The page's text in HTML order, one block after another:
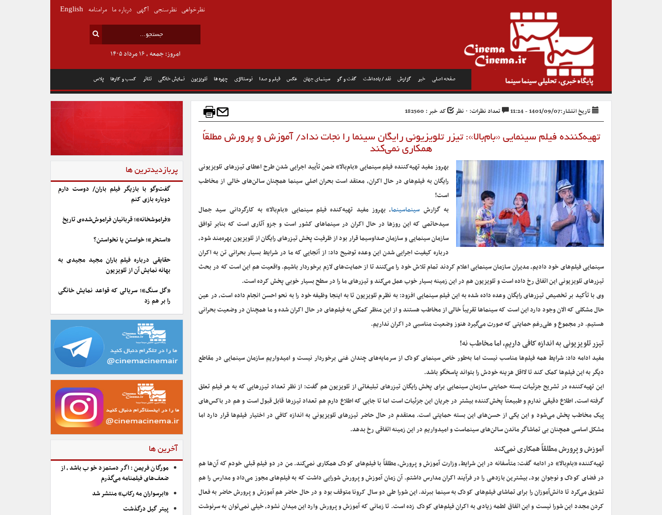
صفحه اصلی خبر گزارش نقد / یادداشت گفت و گو سینمای جهان عکس فیلم و صدا نوستالژی چهره ها تلویزیون نمایش خانگی تئاتر کسب و کارها پلاس
امروز: جمعه , ۱۶ مرداد ۱۴۰۵
نظرخواهی نظرسنجی آگهی درباره ما مرامنامه English
تاریخ انتشار:1401/09/07 - 11:24 تعداد نظرات: ۰ نظر کد خبر : 182560
تهیه‌کننده فیلم سینمایی «بام‌بالا»: تیزر تلویزیونی رایگان سینما را نجات نداد/ آموزش و پرورش مطلقاً
همکاری نمی‌کند
بهروز مفید تهیه‌کننده فیلم سینمایی «بام‌بالا» ضمن تأیید اجرایی شدن طرح اعطای تیزرهای تلویزیونی
رایگان به فیلم‌های در حال اکران، معتقد است بحران اصلی سینما همچنان سالن‌های خالی از مخاطب
است!
به گزارش سینماسینما، بهروز مفید تهیه‌کنده فیلم سینمایی «بام‌بالا» به کارگردانی سید جمال
سیدحاتمی که این روزها در حال اکران در سینماهای کشور است و جزو آثاری است که بنابر توافق
سازمان سینمایی و سازمان صداوسیما قرار بود از ظرفیت پخش تیزرهای رایگان از تلویزیون بهره‌مند شود،
درباره کیفیت اجرایی شدن این وعده توضیح داد: از آنجایی که ما در شرایط بسیار بحرانی تن به اکران
سینمایی فیلم‌های خود دادیم، مدیران سازمان سینمایی اعلام کردند تمام تلاش خود را می‌کنند تا از حمایت‌های لازم برخوردار باشیم. واقعیت هم این است که در بحث
تیزرهای تلویزیونی این اتفاق رخ داده است و تلویزیون هم در این زمینه بسیار خوب عمل می‌کند و تیزرهای ما را در سطح بسیار خوبی پخش کرده است.
وی با تأکید بر تخصیص تیزرهای رایگان وعده داده شده به این فیلم سینمایی افزود: به نظرم تلویزیون تا به اینجا وظیفه خود را به نحو احسن انجام داده است، در عین
حال مشکلی که الان وجود دارد این است که سینماها تقریباً خالی از مخاطب هستند و از این منظر کمکی به فیلم‌های در حال اکران شده و ما همچنان در وضعیت بحرانی
هستیم. در مجموع و علی‌رغم حمایتی که صورت می‌گیرد هنوز وضعیت مناسبی در اکران نداریم.
تیزر تلویزیونی به اندازه کافی داریم، اما مخاطب نه!
مفید ادامه داد: شرایط همه فیلم‌ها مناسب نیست اما به‌طور خاص سینمای کودک از سرمایه‌های چندان غنی برخوردار نیست و امیدواریم سازمان سینمایی در مقاطع
دیگر به این فیلم‌ها کمک کند تا لااقل هزینه خودش را بتواند پاسخگو باشد.
این تهیه‌کننده در تشریح جزئیات بسته حمایتی سازمان سینمایی برای پخش رایگان تیزرهای تبلیغاتی از تلویزیون هم گفت: از نظر تعداد تیزرهایی که به هر فیلم تعلق
گرفته است، اطلاع دقیقی ندارم و طبیعتاً پخش‌کننده بیشتر در جریان این جزئیات است اما تا جایی که اطلاع دارم هم تعداد تیزرها قابل قبول است و هم در باکس‌های
پیک مخاطب پخش می‌شود و این یکی از حسن‌های این بسته حمایتی است. معتقدم در حال حاضر تیزرهای تلویزیونی به اندازه کافی در اختیار فیلم‌ها قرار دارد اما
مشکل اساسی همچنان بی تماشاگر ماندن سالن‌های سینماست و امیدواریم در این زمینه اتفاقی رخ بدهد.
آموزش و پرورش مطلقاً همکاری نمی‌کند
تهیه‌کننده «بام‌بالا» در ادامه گفت: متأسفانه در این شرایط، وزارت آموزش و پرورش، مطلقاً با فیلم‌های کودک همکاری نمی‌کند. من در دو فیلم قبلی خودم که آن‌ها هم
در فضای کودک و نوجوان بود، بیشترین بازدهی را در فرآیند اکران مدارس داشتم. آن زمان آموزش و پرورش شورایی داشت که به فیلم‌های مجوز می‌داد و مدارس را هم
تشویق می‌کرد تا دانش‌آموزان را برای تماشای فیلم‌های کودک به سینما ببرند. این شورا طی دو سال کرونا متوقف بود و در حال حاضر هم آموزش و پرورش حاضر به فعال
کردن مجدد این شورا نیست و این اتفاق لطمه زیادی به اکران فیلم‌های کودک زده است. تا زمانی که آموزش و پرورش وارد این میدان نشود، خیلی نمی‌توان به سرنوشت
پربازدیدترین ها
گفت‌وگو با بازیگر فیلم باران/ دوست دارم
دوباره بازی کنم
«فراموشخانه»؛ قربانیان فراموش‌شده‌ی تاریخ
«استخر»؛ خواستن یا نخواستن؟
حقایقی درباره فیلم باران مجید مجیدی به
بهانه نمایش آن از تلویزیون
«گل سنگ»؛ سریالی که قواعد نمایش خانگی
را بر هم زد
آخرین ها
مورگان فریمن: اگر دستمزد خوب باشد، از
ضعف‌های فیلمنامه می‌گذرم
«ابرسواران مه رکاب» منتشر شد
پیتر گیل درگذشت